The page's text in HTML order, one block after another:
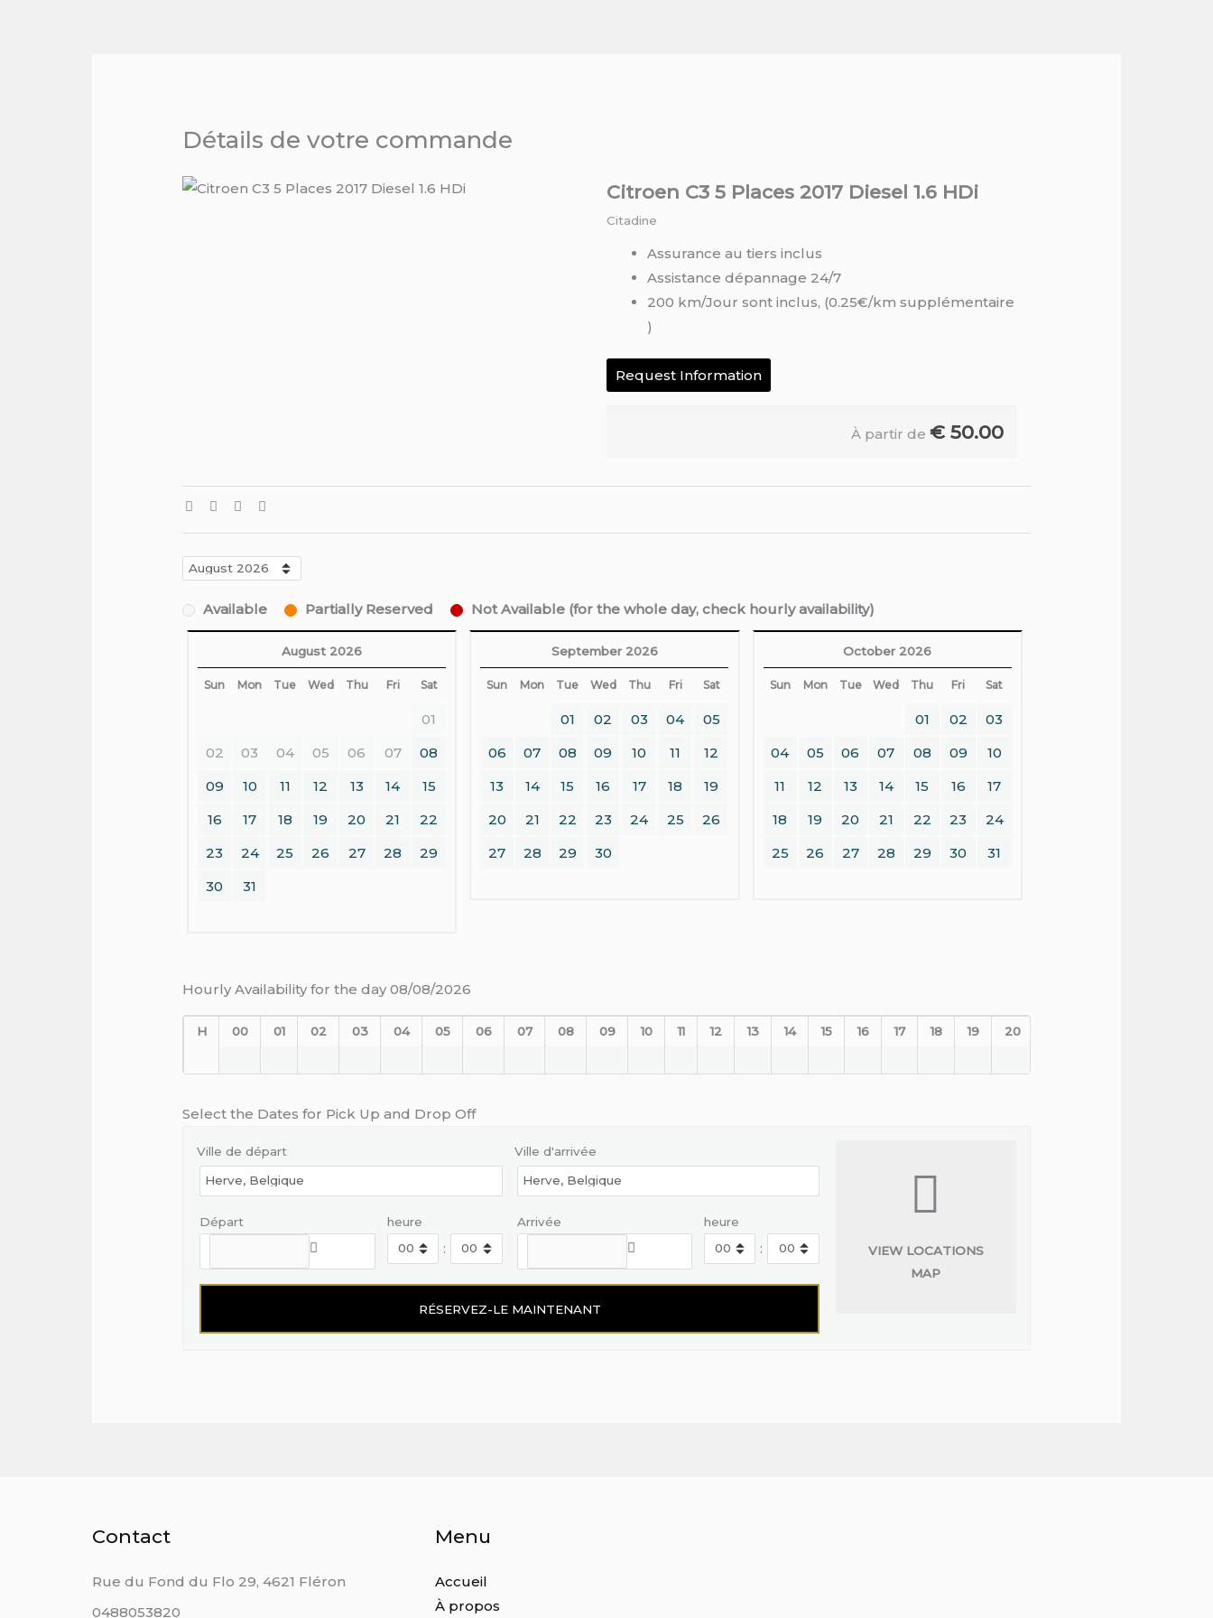
Détails de votre commande
Citroen C3 5 Places 2017 Diesel 1.6 HDi
Citadine
Assurance au tiers inclus
Assistance dépannage 24/7
200 km/Jour sont inclus, (0.25€/km supplémentaire
)
Request Information
À partir de € 50.00
Available Partially Reserved Not Available (for the whole day, check hourly availability)
August 2026
Sun Mon Tue Wed Thu Fri Sat
01
02
03 04 05 06 07
08
09
10 11 12 13 14
15
16
17 18 19 20 21
22
23
24 25 26 27 28
29
30
31
September 2026
Sun Mon Tue Wed Thu Fri Sat
01 02 03 04
05
06
07 08 09 10 11
12
13
14 15 16 17 18
19
20
21 22 23 24 25
26
27
28 29 30
October 2026
Sun Mon Tue Wed Thu Fri Sat
01 02
03
04
05 06 07 08 09
10
11
12 13 14 15 16
17
18
19 20 21 22 23
24
25
26 27 28 29 30 31
Hourly Availability for the day 08/08/2026
H 00 01 02 03 04 05 06 07 08 09 10 11 12 13 14 15 16 17 18 19 20
Select the Dates for Pick Up and Drop Off
Ville de départ Ville d'arrivée
Départ heure
:
Arrivée heure
:
VIEW LOCATIONS
MAP
Contact
Rue du Fond du Flo 29, 4621 Fléron
0488053820
Menu
Accueil
À propos